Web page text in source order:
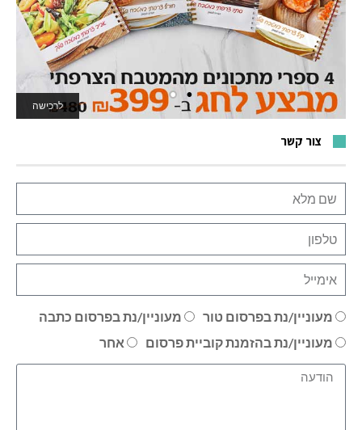
לרכישה
לאתר המשחקים
צור קשר
מעוניין/נת בפרסום טור
מעוניין/נת בפרסום כתבה
מעוניין/נת בהזמנת קוביית פרסום
אחר